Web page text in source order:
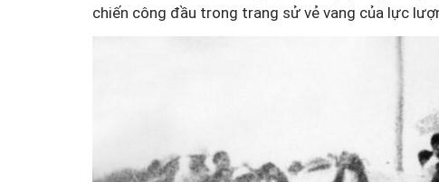
chiến công đầu trong trang sử vẻ vang của lực